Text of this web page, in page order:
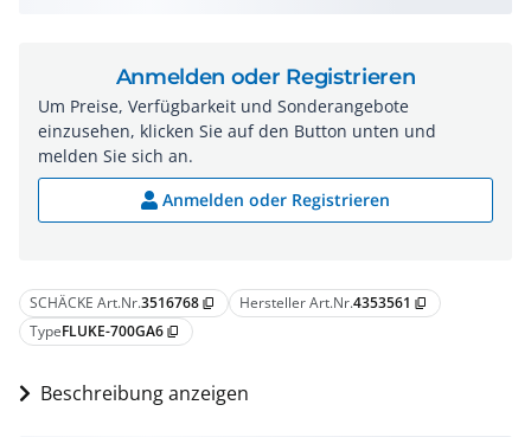
SCHÄCKE Art.Nr.3516768 content_copy Hersteller Art.Nr.4353561 content_copy
TypeFLUKE-700GA6 content_copy
Beschreibung anzeigen
Anmelden oder Registrieren
Um Preise, Verfügbarkeit und Sonderangebote
einzusehen, klicken Sie auf den Button unten und
melden Sie sich an.
Anmelden oder Registrieren